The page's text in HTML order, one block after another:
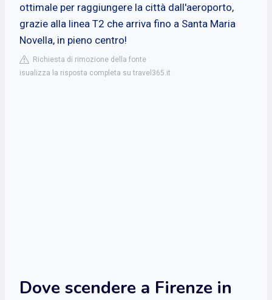
ottimale per raggiungere la città dall'aeroporto,
grazie alla linea T2 che arriva fino a Santa Maria
Novella, in pieno centro!
Richiesta di rimozione della fonte
isualizza la risposta completa su travel365.it
Dove scendere a Firenze in